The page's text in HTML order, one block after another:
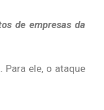
de empresas da
Para ele, o ataque